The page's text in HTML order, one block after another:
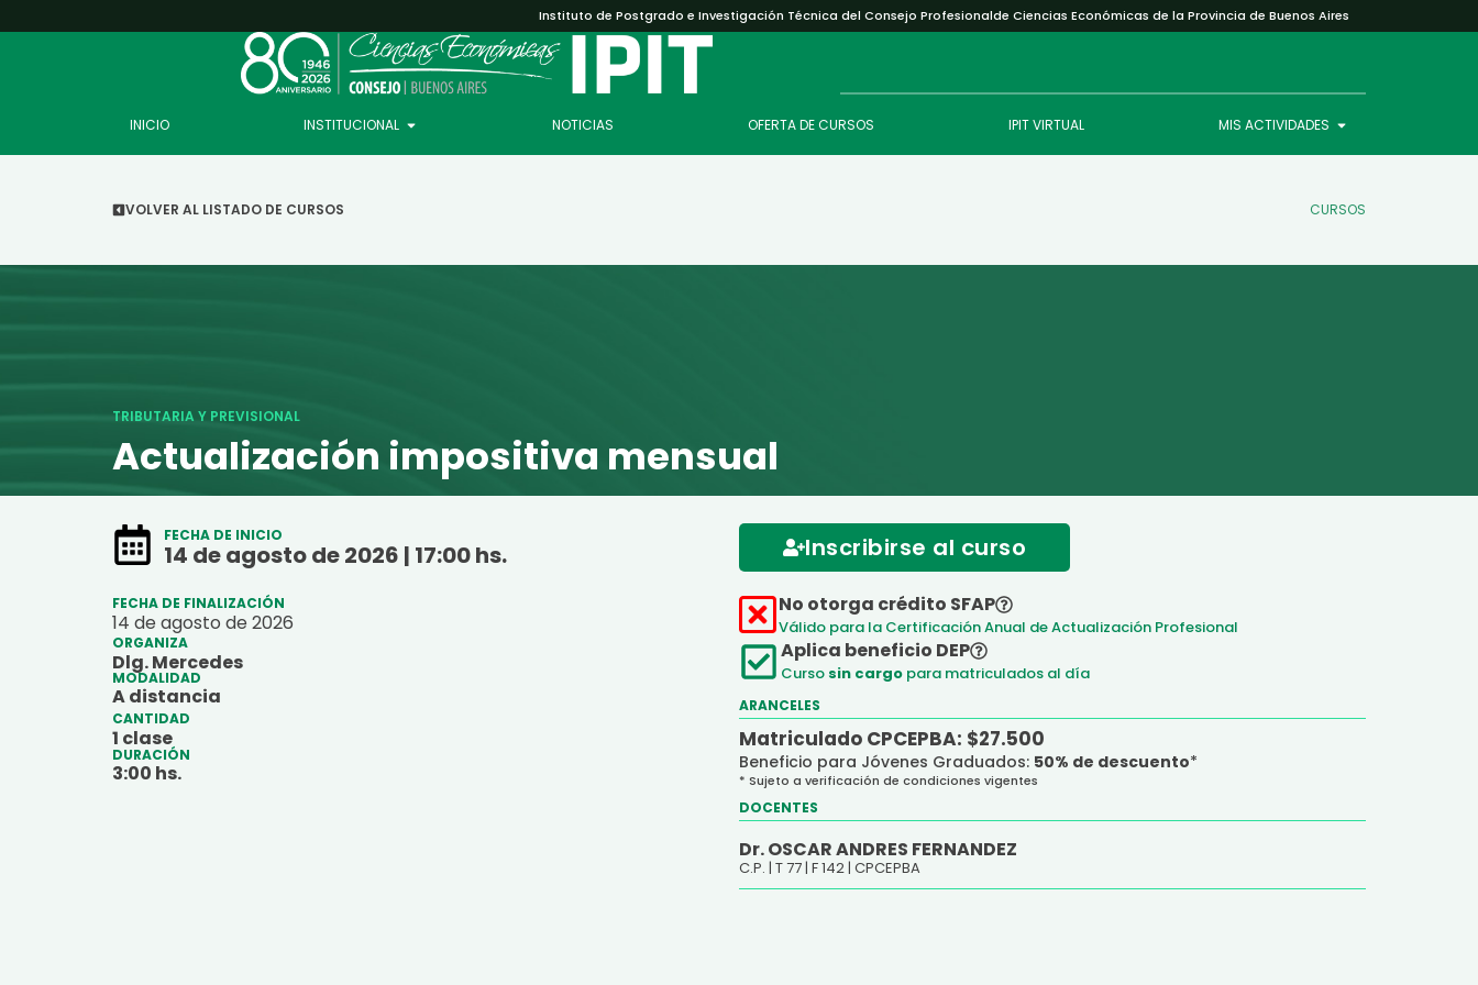
Instituto de Postgrado e Investigación Técnica del Consejo Profesionalde Ciencias Económicas de la Provincia de Buenos Aires
INICIO INSTITUCIONAL NOTICIAS OFERTA DE CURSOS IPIT VIRTUAL MIS ACTIVIDADES
VOLVER AL LISTADO DE CURSOS CURSOS
TRIBUTARIA Y PREVISIONAL
Actualización impositiva mensual
FECHA DE INICIO
14 de agosto de 2026 | 17:00 hs. Inscribirse al curso
FECHA DE FINALIZACIÓN
14 de agosto de 2026
ORGANIZA
Dlg. Mercedes
MODALIDAD
A distancia
CANTIDAD
1 clase
DURACIÓN
3:00 hs.
No otorga crédito SFAP
Válido para la Certificación Anual de Actualización Profesional
Aplica beneficio DEP
Curso sin cargopara matriculados al día
ARANCELES
Matriculado CPCEPBA: $27.500
Beneficio para Jóvenes Graduados: 50% de descuento*
* Sujeto a verificación de condiciones vigentes
DOCENTES
Dr. OSCAR ANDRES FERNANDEZ
C.P. | T 77 | F 142 | CPCEPBA